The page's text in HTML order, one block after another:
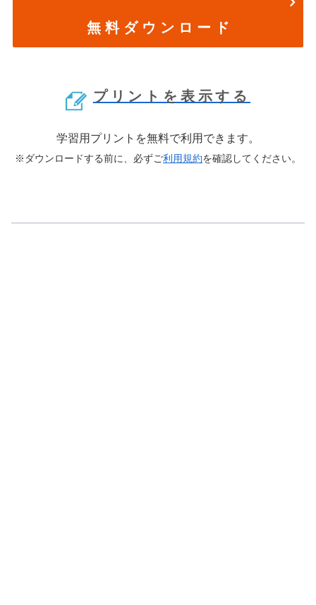
無 料 ダ ウ ン ロ ー ド
プリントを表示する
学習用プリントを無料で利用できます。
※ダウンロードする前に、必ずご利用規約を確認してください。